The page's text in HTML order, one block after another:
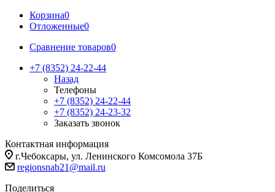
Корзина0
Отложенные0
Сравнение товаров0
+7 (8352) 24-22-44
Назад
Телефоны
+7 (8352) 24-22-44
+7 (8352) 24-23-32
Заказать звонок
Контактная информация
г.Чебоксары, ул. Ленинского Комсомола 37Б
regionsnab21@mail.ru
Поделиться